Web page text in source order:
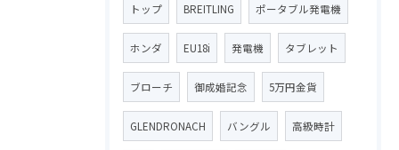
トップ BREITLING ポータブル発電機
ホンダ EU18i 発電機 タブレット
ブローチ 御成婚記念 5万円金貨
GLENDRONACH バングル 高級時計